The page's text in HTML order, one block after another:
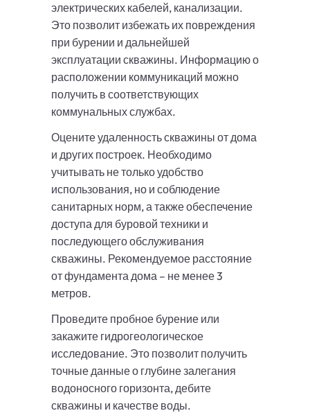
электрических кабелей, канализации.
Это позволит избежать их повреждения
при бурении и дальнейшей
эксплуатации скважины. Информацию о
расположении коммуникаций можно
получить в соответствующих
коммунальных службах.
Оцените удаленность скважины от дома
и других построек. Необходимо
учитывать не только удобство
использования, но и соблюдение
санитарных норм, а также обеспечение
доступа для буровой техники и
последующего обслуживания
скважины. Рекомендуемое расстояние
от фундамента дома – не менее 3
метров.
Проведите пробное бурение или
закажите гидрогеологическое
исследование. Это позволит получить
точные данные о глубине залегания
водоносного горизонта, дебите
скважины и качестве воды.